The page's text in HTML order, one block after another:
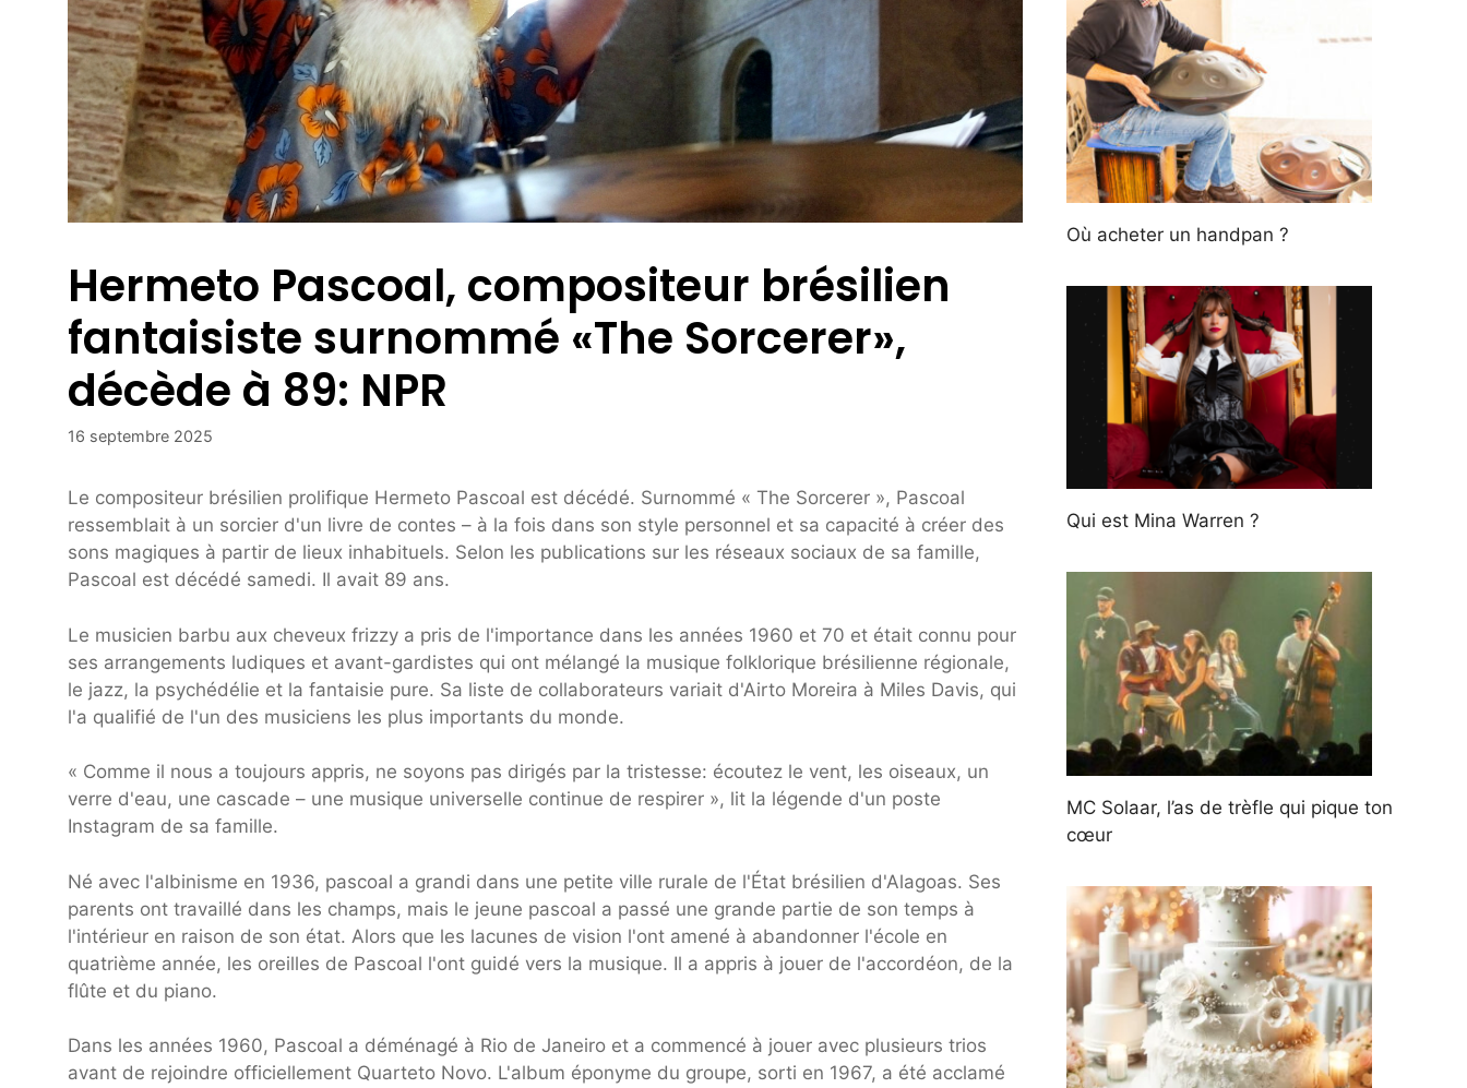
Hermeto Pascoal, compositeur brésilien
fantaisiste surnommé «The Sorcerer»,
décède à 89: NPR
16 septembre 2025
Le compositeur brésilien prolifique Hermeto Pascoal est décédé. Surnommé « The Sorcerer », Pascoal
ressemblait à un sorcier d'un livre de contes – à la fois dans son style personnel et sa capacité à créer des
sons magiques à partir de lieux inhabituels. Selon les publications sur les réseaux sociaux de sa famille,
Pascoal est décédé samedi. Il avait 89 ans.
Le musicien barbu aux cheveux frizzy a pris de l'importance dans les années 1960 et 70 et était connu pour
ses arrangements ludiques et avant-gardistes qui ont mélangé la musique folklorique brésilienne régionale,
le jazz, la psychédélie et la fantaisie pure. Sa liste de collaborateurs variait d'Airto Moreira à Miles Davis, qui
l'a qualifié de l'un des musiciens les plus importants du monde.
« Comme il nous a toujours appris, ne soyons pas dirigés par la tristesse: écoutez le vent, les oiseaux, un
verre d'eau, une cascade – une musique universelle continue de respirer », lit la légende d'un poste
Instagram de sa famille.
Né avec l'albinisme en 1936, pascoal a grandi dans une petite ville rurale de l'État brésilien d'Alagoas. Ses
parents ont travaillé dans les champs, mais le jeune pascoal a passé une grande partie de son temps à
l'intérieur en raison de son état. Alors que les lacunes de vision l'ont amené à abandonner l'école en
quatrième année, les oreilles de Pascoal l'ont guidé vers la musique. Il a appris à jouer de l'accordéon, de la
flûte et du piano.
Dans les années 1960, Pascoal a déménagé à Rio de Janeiro et a commencé à jouer avec plusieurs trios
avant de rejoindre officiellement Quarteto Novo. L'album éponyme du groupe, sorti en 1967, a été acclamé
Où acheter un handpan ?
Qui est Mina Warren ?
MC Solaar, l’as de trèfle qui pique ton
cœur